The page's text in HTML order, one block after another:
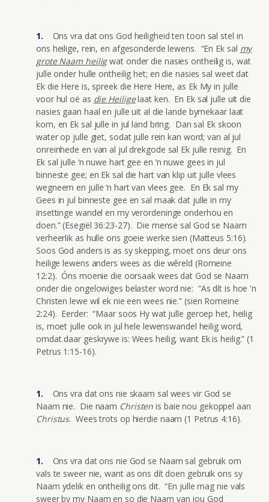
Ons vra dat ons God heiligheid ten toon sal stel in
ons heilige, rein, en afgesonderde lewens. “En Ek sal my
grote Naam heiligwat onder die nasies ontheilig is, wat
julle onder hulle ontheilig het; en die nasies sal weet dat
Ek die Here is, spreek die Here Here, as Ek My in julle
voor hul oë as die Heiligelaat ken. En Ek sal julle uit die
nasies gaan haal en julle uit al die lande bymekaar laat
kom, en Ek sal julle in jul land bring. Dan sal Ek skoon
water op julle giet, sodat julle rein kan word; van al jul
onreinhede en van al jul drekgode sal Ek julle reinig. En
Ek sal julle ‘n nuwe hart gee en ‘n nuwe gees in jul
binneste gee; en Ek sal die hart van klip uit julle vlees
wegneem en julle ‘n hart van vlees gee. En Ek sal my
Gees in jul binneste gee en sal maak dat julle in my
insettinge wandel en my verordeninge onderhou en
doen.” (Esegiël 36:23-27). Die mense sal God se Naam
verheerlik as hulle ons goeie werke sien (Matteus 5:16).
Soos God anders is as sy skepping, moet ons deur ons
heilige lewens anders wees as die wêreld (Romeine
12:2). Óns moenie die oorsaak wees dat God se Naam
onder die ongelowiges belaster word nie: “As dít is hoe 'n
Christen lewe wil ek nie een wees nie.” (sien Romeine
2:24). Eerder: “Maar soos Hy wat julle geroep het, heilig
is, moet julle ook in jul hele lewenswandel heilig word,
omdat daar geskrywe is: Wees heilig, want Ek is heilig.” (1
Petrus 1:15-16).
Ons vra dat ons nie skaam sal wees vir God se
Naam nie. Die naam Christen is baie nou gekoppel aan
Christus. Wees trots op hierdie naam (1 Petrus 4:16).
Ons vra dat ons nie God se Naam sal gebruik om
vals te sweer nie, want as ons dít doen gebruik ons sy
Naam ydelik en ontheilig ons dit. “En julle mag nie vals
sweer by my Naam en so die Naam van jou God